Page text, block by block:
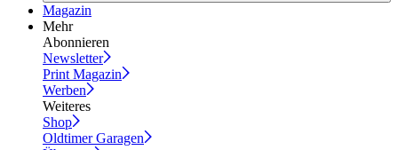
Magazin
Mehr
Abonnieren
Newsletter
Print Magazin
Werben
Weiteres
Shop
Oldtimer Garagen